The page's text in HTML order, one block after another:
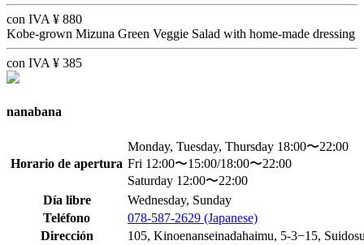
con IVA ¥ 880
Kobe-grown Mizuna Green Veggie Salad with home-made dressing
con IVA ¥ 385
nanabana
Horario de apertura
Monday, Tuesday, Thursday 18:00〜22:00
Fri 12:00〜15:00/18:00〜22:00
Saturday 12:00〜22:00
Día libre
Wednesday, Sunday
Teléfono
078-587-2629 (Japanese)
Dirección
105, Kinoenanseinadahaimu, 5-3−15,